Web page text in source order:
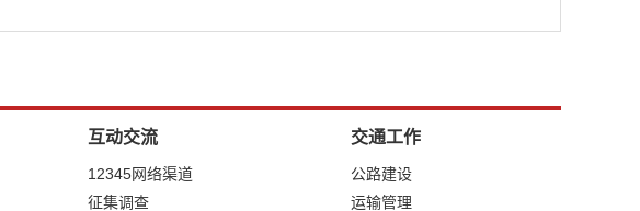
互动交流
12345网络渠道
征集调查
交通工作
公路建设
运输管理